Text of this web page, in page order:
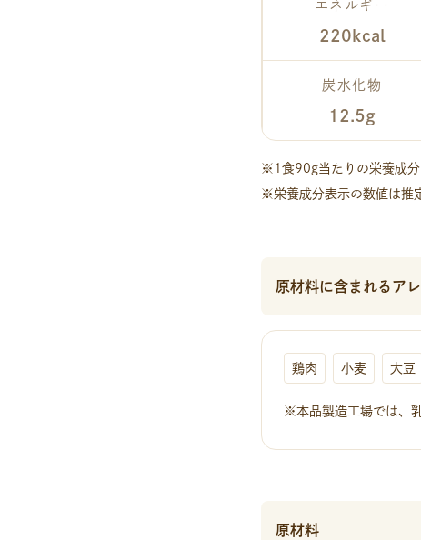
エネルギー
220kcal
炭水化物
12.5g
※1食90g当たりの栄養成分
※栄養成分表示の数値は推
原材料に含まれるア
鶏肉 小麦 大豆
※本品製造工場では、
原材料